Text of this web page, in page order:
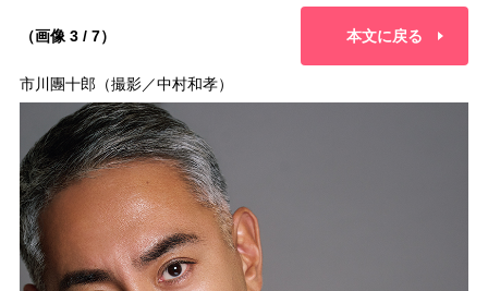
（画像 3 / 7） 本文に戻る
市川團十郎（撮影／中村和孝）